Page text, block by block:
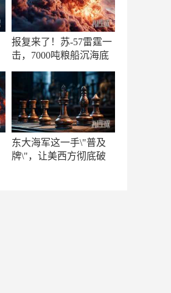
报复来了！苏-57雷霆一
击，7000吨粮船沉海底
东大海军这一手\"普及
牌\"，让美西方彻底破